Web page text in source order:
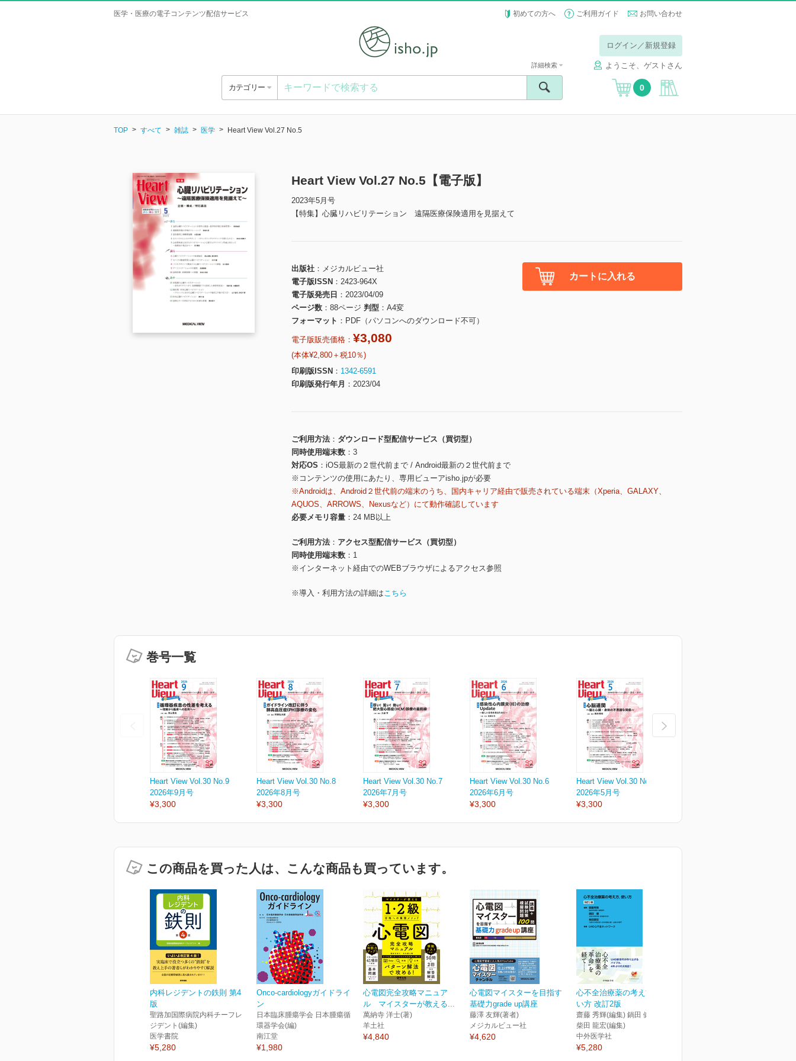
医学・医療の電子コンテンツ配信サービス 初めての方へ ご利用ガイド お問い合わせ
ログイン／新規登録
ようこそ、ゲストさん
カテゴリー
詳細検索
0
TOP すべて 雑誌 医学 Heart View Vol.27 No.5
Heart View Vol.27 No.5【電子版】
2023年5月号
【特集】心臓リハビリテーション 遠隔医療保険適用を見据えて
出版社
メジカルビュー社
電子版ISSN
2423-964X
電子版発売日
2023/04/09
ページ数
88ページ 判型
A4変
フォーマット
PDF（パソコンへのダウンロード不可）
電子版販売価格： ¥3,080
(本体¥2,800＋税10％)
印刷版ISSN
1342-6591
印刷版発行年月
2023/04
カートに入れる
ご利用方法
ダウンロード型配信サービス（買切型）
同時使用端末数
3
対応OS
iOS最新の２世代前まで / Android最新の２世代前まで
※コンテンツの使用にあたり、専用ビューアisho.jpが必要
※Androidは、Android２世代前の端末のうち、国内キャリア経由で販売されている端末（Xperia、GALAXY、
AQUOS、ARROWS、Nexusなど）にて動作確認しています
必要メモリ容量
24 MB以上
ご利用方法
アクセス型配信サービス（買切型）
同時使用端末数
1
※インターネット経由でのWEBブラウザによるアクセス参照
※導入・利用方法の詳細はこちら
巻号一覧
Heart View Vol.30 No.9
2026年9月号
¥3,300
Heart View Vol.30 No.8
2026年8月号
¥3,300
Heart View Vol.30 No.7
2026年7月号
¥3,300
Heart View Vol.30 No.6
2026年6月号
¥3,300
Heart View Vol.30 No.5
2026年5月号
¥3,300
この商品を買った人は、こんな商品も買っています。
内科レジデントの鉄則 第4
版
聖路加国際病院内科チーフレ
ジデント(編集)
医学書院
¥5,280
Onco-cardiologyガイドライ
ン
日本臨床腫瘍学会 日本腫瘍循
環器学会(編)
南江堂
¥1,980
心電図完全攻略マニュア
ル マイスターが教える...
萬納寺 洋士(著)
羊土社
¥4,840
心電図マイスターを目指す
基礎力grade up講座
藤澤 友輝(著者)
メジカルビュー社
¥4,620
心不全治療薬の考え方，使
い方 改訂2版
齋藤 秀輝(編集) 鍋田 健(編集)
柴田 龍宏(編集)
中外医学社
¥5,280